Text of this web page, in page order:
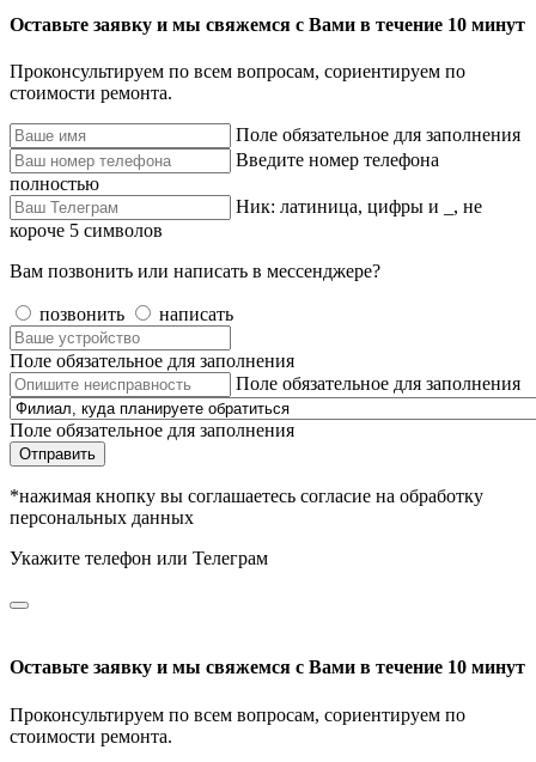
Оставьте заявку и мы свяжемся с Вами в течение 10 минут
Проконсультируем по всем вопросам, сориентируем по
стоимости ремонта.
Поле обязательное для заполнения
Введите номер телефона
полностью
Ник: латиница, цифры и _, не
короче 5 символов
Вам позвонить или написать в мессенджере?
позвонить написать
Поле обязательное для заполнения
Поле обязательное для заполнения
Поле обязательное для заполнения
Отправить
*нажимая кнопку вы соглашаетесь согласие на обработку
персональных данных
Укажите телефон или Телеграм
Оставьте заявку и мы свяжемся с Вами в течение 10 минут
Проконсультируем по всем вопросам, сориентируем по
стоимости ремонта.